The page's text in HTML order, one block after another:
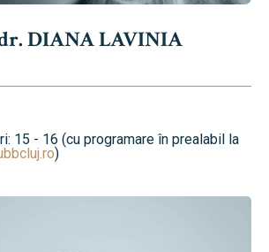
DIANA LAVINIA
15 - 16 (cu programare în prealabil la
)